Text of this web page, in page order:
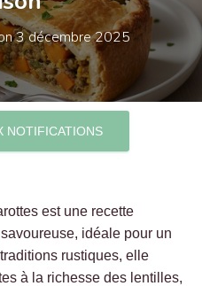
3 décembre 2025
NOTIFICATIONS
est une recette
idéale pour un
rustiques, elle
à la richesse des lentilles,